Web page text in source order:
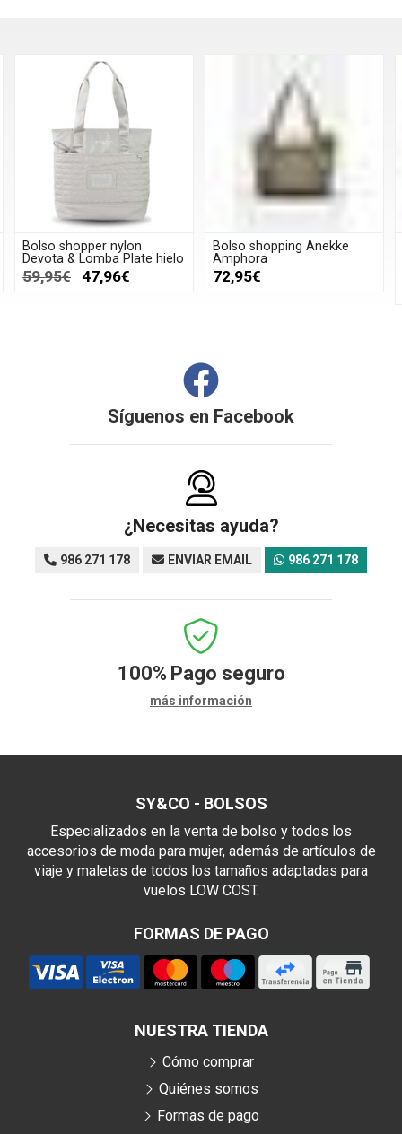
Bolso shopper nylon
Devota & Lomba Plate hielo
59,95€ 47,96€
Bolso shopping Anekke
Amphora
72,95€
Síguenos en Facebook
¿Necesitas ayuda?
986 271 178 ENVIAR EMAIL 986 271 178
100% Pago seguro
más información
SY&CO - BOLSOS
Especializados en la venta de bolso y todos los
accesorios de moda para mujer, además de artículos de
viaje y maletas de todos los tamaños adaptadas para
vuelos LOW COST.
FORMAS DE PAGO
NUESTRA TIENDA
Cómo comprar
Quiénes somos
Formas de pago